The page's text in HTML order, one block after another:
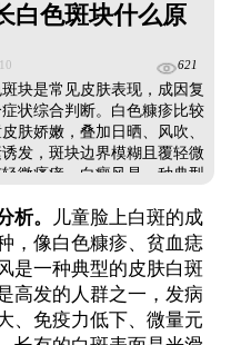
乳膏多久能恢复正常色
白色斑块什么原
621
块是常见皮肤表现，成因复
状综合判断。白色糠疹比较
肤娇嫩，叠加日晒、风吹、
发，斑块边界模糊且覆轻微
微瘙痒，白癜风是一种典型
大，与免疫功能、遗传等相
子到正规医院进行科学检
病因病情，保证治疗准确
。
儿童脸上白斑的成
，像白色糠疹、贫血痣
是一种典型的皮肤白斑
高发的人群之一，发病
、免疫力低下、微量元